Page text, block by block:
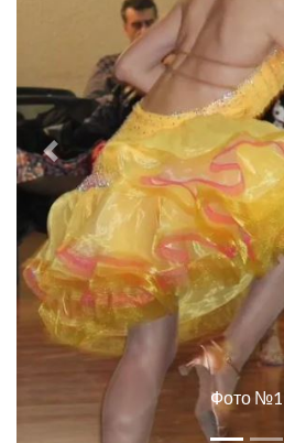
Фото №2
Previous
ПЛАТЬЕ ЛАТИНА